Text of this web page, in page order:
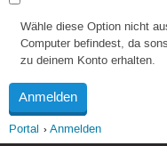
Wähle diese Option nicht
Computer befindest, da
zu deinem Konto erhalten.
Portal Anmelden